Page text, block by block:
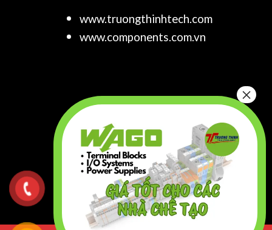
www.truongthinhtech.com
www.components.com.vn